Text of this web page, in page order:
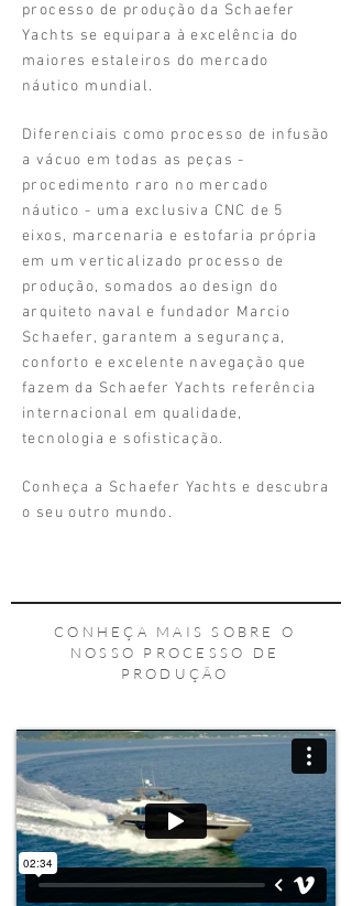
processo de produção da Schaefer
Yachts se equipara à excelência do
maiores estaleiros do mercado
náutico mundial.
Diferenciais como processo de infusão
a vácuo em todas as peças -
procedimento raro no mercado
náutico - uma exclusiva CNC de 5
eixos, marcenaria e estofaria própria
em um verticalizado processo de
produção, somados ao design do
arquiteto naval e fundador Marcio
Schaefer, garantem a segurança,
conforto e excelente navegação que
fazem da Schaefer Yachts referência
internacional em qualidade,
tecnologia e sofisticação.
Conheça a Schaefer Yachts e descubra
o seu outro mundo.
CONHEÇA MAIS SOBRE O
NOSSO PROCESSO DE
PRODUÇÃO